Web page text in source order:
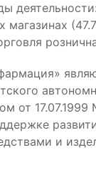
магазинах
от
и